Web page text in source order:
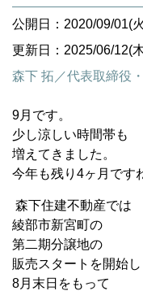
公開日：2020/09/01(
更新日：2025/06/12(
森下 拓／代表取締役
9月です。
少し涼しい時間帯も
増えてきました。
今年も残り4ヶ月です
森下住建不動産では
綾部市新宮町の
第二期分譲地の
販売スタートを開始
8月末日をもって